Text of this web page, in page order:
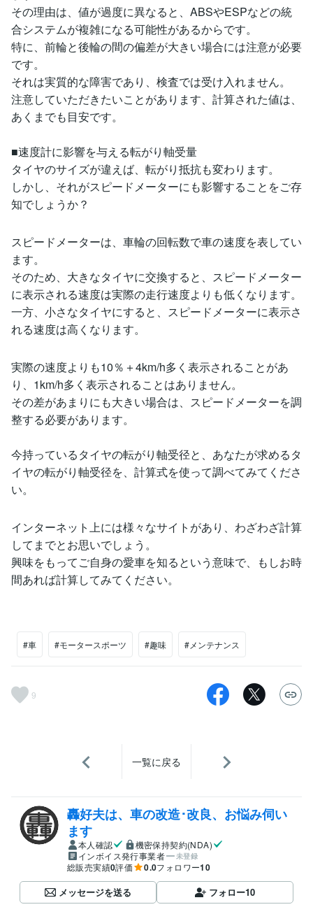
その理由は、値が過度に異なると、ABSやESPなどの統
合システムが複雑になる可能性があるからです。
特に、前輪と後輪の間の偏差が大きい場合には注意が必要
です。
それは実質的な障害であり、検査では受け入れません。
注意していただきたいことがあります、計算された値は、
あくまでも目安です。
■速度計に影響を与える転がり軸受量
タイヤのサイズが違えば、転がり抵抗も変わります。
しかし、それがスピードメーターにも影響することをご存
知でしょうか？
スピードメーターは、車輪の回転数で車の速度を表してい
ます。
そのため、大きなタイヤに交換すると、スピードメーター
に表示される速度は実際の走行速度よりも低くなります。
一方、小さなタイヤにすると、スピードメーターに表示さ
れる速度は高くなります。
実際の速度よりも10％＋4km/h多く表示されることがあ
り、1km/h多く表示されることはありません。
その差があまりにも大きい場合は、スピードメーターを調
整する必要があります。
今持っているタイヤの転がり軸受径と、あなたが求めるタ
イヤの転がり軸受径を、計算式を使って調べてみてくださ
い。
インターネット上には様々なサイトがあり、わざわざ計算
してまでとお思いでしょう。
興味をもってご自身の愛車を知るという意味で、もしお時
間あれば計算してみてください。
#車 #モータースポーツ #趣味 #メンテナンス
9
一覧に戻る
轟好夫は、車の改造･改良、お悩み伺い
ます
本人確認
機密保持契約(NDA)
インボイス発行事業者
未登録
総販売実績0評価 0.0フォロワー10
メッセージを送る フォロー10